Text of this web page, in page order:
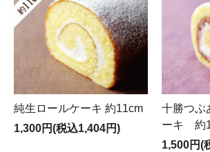
年末最終営業日：12月31日（火）ケー
終了（15時頃）
休 業 期 間：1月1日（水）・2日（
2023年12月26日（火）
【年末年始の各サービスのご案内】
パティスリージョリクレールをご愛顧
がとうございます。
年末年始は下記日程で営業をさせてい
案内申し上げます。
純生ロールケーキ 約11cm
1,300円(税込1,404円)
十勝つぶ
ーキ 約
1,500円(